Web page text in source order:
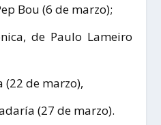
Bou (6 de marzo);
de Paulo Lameiro
(22 de marzo),
(27 de marzo).